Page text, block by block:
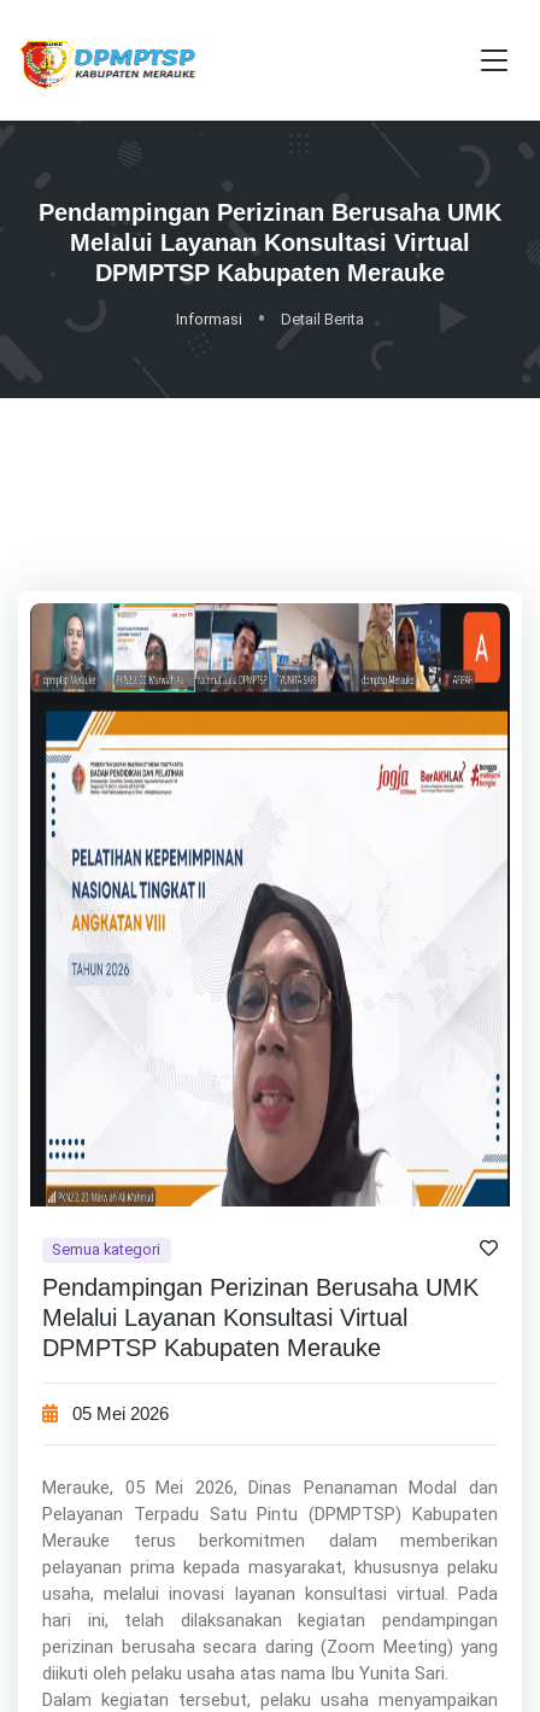
Pendampingan Perizinan Berusaha UMK
Melalui Layanan Konsultasi Virtual
DPMPTSP Kabupaten Merauke
Informasi Detail Berita
Semua kategori
Pendampingan Perizinan Berusaha UMK
Melalui Layanan Konsultasi Virtual
DPMPTSP Kabupaten Merauke
05 Mei 2026
Merauke, 05 Mei 2026, Dinas Penanaman Modal dan
Pelayanan Terpadu Satu Pintu (DPMPTSP) Kabupaten
Merauke terus berkomitmen dalam memberikan
pelayanan prima kepada masyarakat, khususnya pelaku
usaha, melalui inovasi layanan konsultasi virtual. Pada
hari ini, telah dilaksanakan kegiatan pendampingan
perizinan berusaha secara daring (Zoom Meeting) yang
diikuti oleh pelaku usaha atas nama Ibu Yunita Sari.
Dalam kegiatan tersebut, pelaku usaha menyampaikan